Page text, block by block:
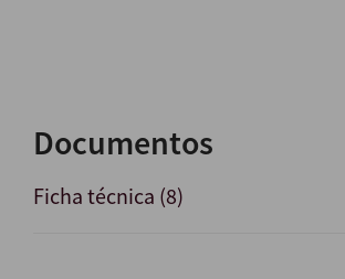
Documentos
Ficha técnica (8)